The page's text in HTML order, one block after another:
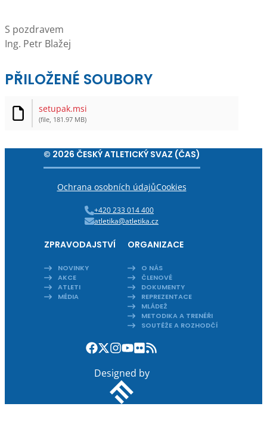
S pozdravem
Ing. Petr Blažej
PŘILOŽENÉ SOUBORY
setupak.msi
(file, 181.97 MB)
© 2026 ČESKÝ ATLETICKÝ SVAZ (ČAS)
Ochrana osobních údajůCookies
+420 233 014 400
atletika@atletika.cz
ZPRAVODAJSTVÍ
NOVINKY
AKCE
ATLETI
MÉDIA
ORGANIZACE
O NÁS
ČLENOVÉ
DOKUMENTY
REPREZENTACE
MLÁDEŽ
METODIKA A TRENÉŘI
SOUTĚŽE A ROZHODČÍ
Designed by